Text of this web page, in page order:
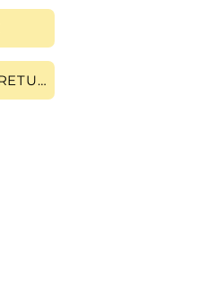
EXCHANGES AND RETURNS